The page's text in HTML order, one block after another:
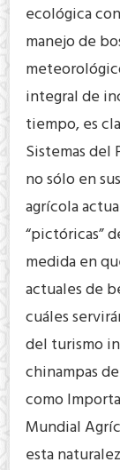
ecológica
manejo de
integral de
tiempo, es
Sistemas del
no sólo en
agrícola
“pictóricas”
medida en
actuales de
cuáles
del turismo
chinampas
como
Mundial
esta